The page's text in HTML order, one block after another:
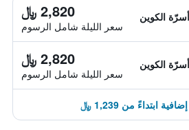
2,820 ﷼
سعر الليلة شامل الرسوم
2,820 ﷼
سعر الليلة شامل الرسوم